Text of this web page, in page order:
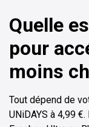
Quelle
pour
moins
Tout dépend de
UNiDAYS à 4,99